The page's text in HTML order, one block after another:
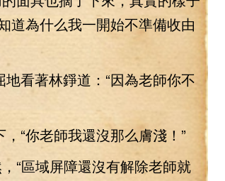
道為什么我一開始不準備收由
著林錚道：“因為老師你不
“你老師我還沒那么膚淺！”
區域屏障還沒有解除老師就